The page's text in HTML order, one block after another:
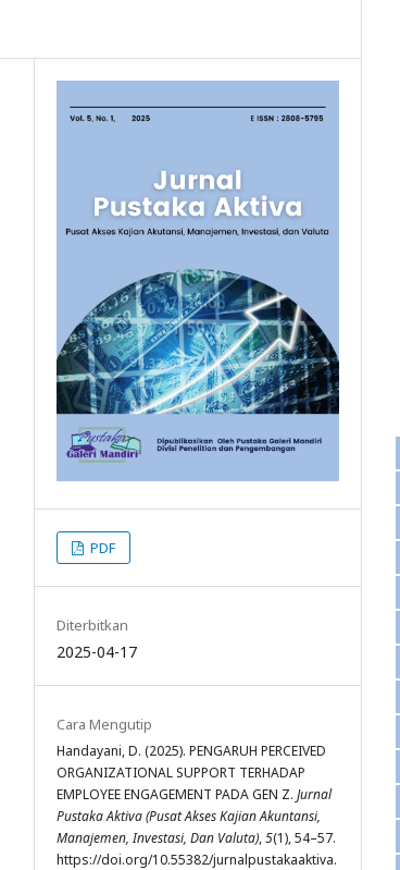
PDF
Diterbitkan
2025-04-17
Cara Mengutip
Handayani, D. (2025). PENGARUH PERCEIVED
ORGANIZATIONAL SUPPORT TERHADAP
EMPLOYEE ENGAGEMENT PADA GEN Z. Jurnal
Pustaka Aktiva (Pusat Akses Kajian Akuntansi,
Manajemen, Investasi, Dan Valuta),5(1), 54–57.
https://doi.org/10.55382/jurnalpustakaaktiva.